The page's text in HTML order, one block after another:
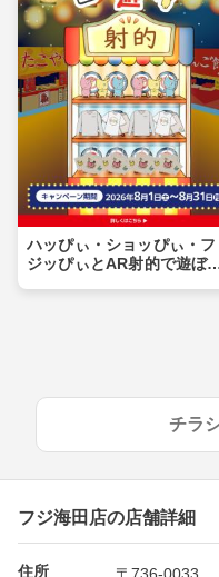
ハッぴぃ・ショッぴぃ・フ
ジッぴぃとAR射的で遊ぼ
チラ
フジ海田店の店舗詳細
住所
〒736-0033